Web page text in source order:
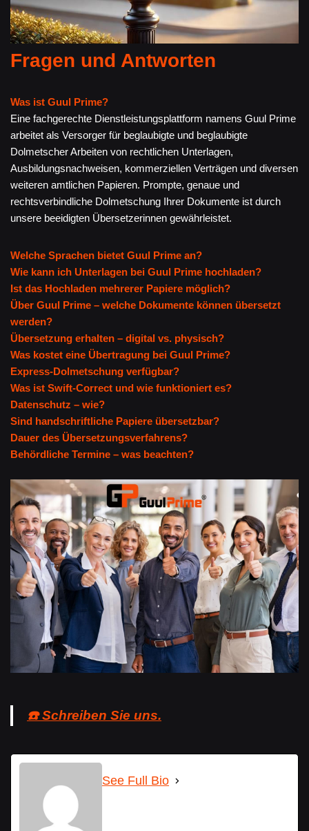
Fragen und Antworten
Was ist Guul Prime?
Eine fachgerechte Dienstleistungsplattform namens Guul Prime
arbeitet als Versorger für beglaubigte und beglaubigte
Dolmetscher Arbeiten von rechtlichen Unterlagen,
Ausbildungsnachweisen, kommerziellen Verträgen und diversen
weiteren amtlichen Papieren. Prompte, genaue und
rechtsverbindliche Dolmetschung Ihrer Dokumente ist durch
unsere beeidigten Übersetzerinnen gewährleistet.
Welche Sprachen bietet Guul Prime an?
Wie kann ich Unterlagen bei Guul Prime hochladen?
Ist das Hochladen mehrerer Papiere möglich?
Über Guul Prime – welche Dokumente können übersetzt
werden?
Übersetzung erhalten – digital vs. physisch?
Was kostet eine Übertragung bei Guul Prime?
Express-Dolmetschung verfügbar?
Was ist Swift-Correct und wie funktioniert es?
Datenschutz – wie?
Sind handschriftliche Papiere übersetzbar?
Dauer des Übersetzungsverfahrens?
Behördliche Termine – was beachten?
☎️ Schreiben Sie uns.
See Full Bio